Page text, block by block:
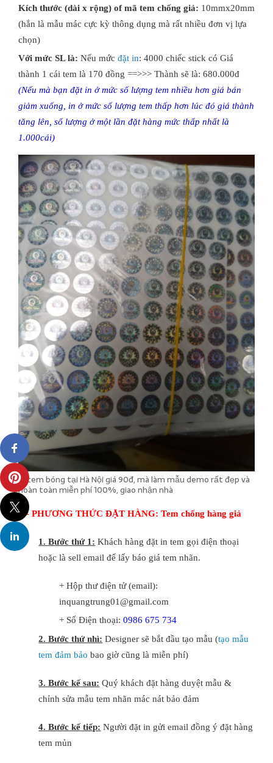
Kích thước (dài x rộng) of mã tem chống giả: 10mmx20mm
(hắn là mẫu mác cực kỳ thông dụng mà rất nhiều đơn vị lựa
chọn)
Với mức SL là: Nếu mức đặt in: 4000 chiếc stick có Giá
thành 1 cái tem là 170 đồng ==>>> Thành sẽ là: 680.000đ
(Nếu mà bạn đặt in ở mức số lượng tem nhiều hơn giá bán
giảm xuống, in ở mức số lượng tem thấp hơn lúc đó giá thành
tăng lên, số lượng ở một lần đặt hàng mức thấp nhất là
1.000cái)
In tem bóng tại Hà Nội giá 90đ, mà làm mẫu demo rất đẹp và
hoàn toàn miễn phí 100%, giao nhận nhà
I – PHƯƠNG THỨC ĐẶT HÀNG: Tem chống hàng giả
1. Bước thứ 1: Khách hàng đặt in tem gọi điện thoại
hoặc là sell email để lấy báo giá tem nhãn.
+ Hộp thư điện tử (email):
inquangtrung01@gmail.com
+ Số Điện thoại: 0986 675 734
2. Bước thứ nhì: Designer sẽ bắt đầu tạo mẫu (tạo mẫu
tem đảm bảo bao giờ cũng là miễn phí)
3. Bước kế sau: Quý khách đặt hàng duyệt mẫu &
chỉnh sửa mẫu tem nhãn mác nát bảo đảm
4. Bước kế tiếp: Người đặt in gửi email đồng ý đặt hàng
tem mủn